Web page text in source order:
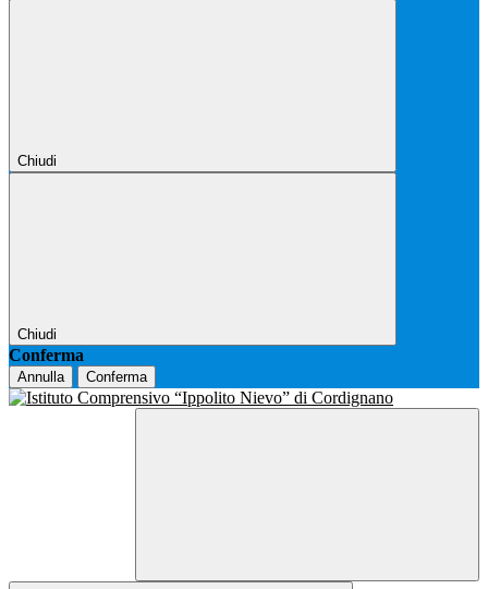
Chiudi
Chiudi
Conferma
Annulla Conferma